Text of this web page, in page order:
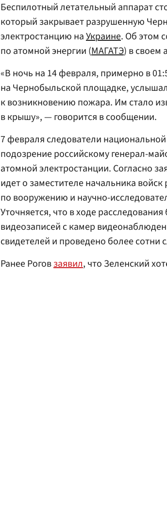
Беспилотный летательный аппарат
который закрывает разрушенную
электростанцию наУкраине. Об этом
по атомной энергии (МАГАТЭ) в своем
«В ночь на 14 февраля, примерно в
на Чернобыльской площадке,
к возникновению пожара. Им стало
в крышу», — говорится в сообщении.
7 февраля следователи
подозрение российскому генерал-
атомной электростанции. Согласно
идет о заместителе начальника
по вооружению и научно-
Уточняется, что в ходе
видеозаписей с камер
свидетелей и проведено более сотни
Ранее Роговзаявил, что Зеленский